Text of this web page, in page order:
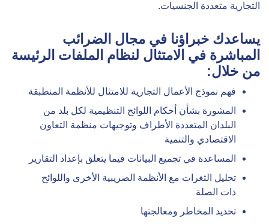
التجارية متعددة الجنسيات.
يساعدك خبراؤنا في مجال الضرائب
المباشرة في الامتثال لنظام الملفات الرئيسة
من خلال:
فهم نموذج الأعمال التجارية للامتثال للأنظمة المنطبقة
المشورة بشأن أحكام اللوائح التنظيمية لكل بلد من
البلدان المتعددة الأطراف وتوجيهات منظمة التعاون
الاقتصادي والتنمية
المساعدة في تجميع البيانات فيما يتعلق بإعداد التقارير
تحليل الثغرات مع الأنظمة الضريبية الأخرى واللوائح
ذات الصلة
تحديد المخاطر ومعالجتها